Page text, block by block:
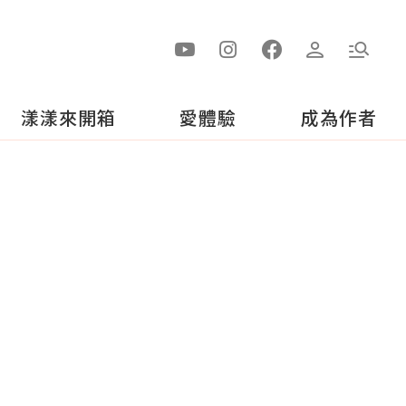
漾漾來開箱 愛體驗 成為作者